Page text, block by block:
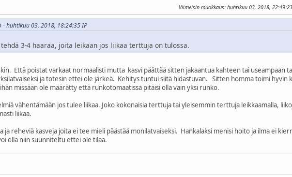
Viimeisin muokkaus: huhtikuu 03, 2018,
huhtikuu 03, 2018, 18:24:35 IP
3-4 haaraa, joita leikaan jos liikaa terttuja on tulossa.
Että poistat varkaat normaalisti mutta kasvi päättää sitten jakaantua kahteen tai useampaan
ja totesin ettei ole järkeä. Kehitys tuntui siitä hidastuvan. Sitten homma toimi hyvin
missään ole määrätty että runkotomaatissa pitäisi olla vain yksi runko.
vähentämään jos tulee liikaa. Joko kokonaisia terttuja tai yleisemmin terttuja leikkaamalla,
liikaa.
reheviä kasveja joita ei tee mieli päästää monilatvaiseksi. Hankalaksi menisi hoito ja ilma ei
olla niin suunniteltu ettei ole tilaa.